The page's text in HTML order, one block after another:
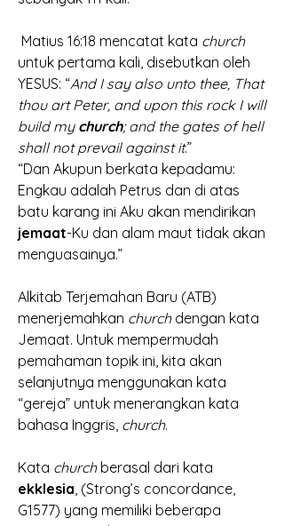
Matius 16:18 mencatat kata
church
untuk pertama kali, disebutkan oleh
YESUS: “And I say also unto thee, That
thou art Peter, and upon this rock I will
build my church; and the gates of hell
shall not prevail against it.”
“Dan Akupun berkata kepadamu:
Engkau adalah Petrus dan di atas
jemaat-Ku dan alam maut tidak akan
menguasainya.”
Alkitab Terjemahan Baru (ATB)
menerjemahkan church dengan kata
Jemaat. Untuk mempermudah
pemahaman topik ini, kita akan
selanjutnya menggunakan kata
“gereja” untuk menerangkan kata
bahasa Inggris, church.
Kata church
ekklesia , (Strong’s concordance,
G1577) yang memiliki beberapa